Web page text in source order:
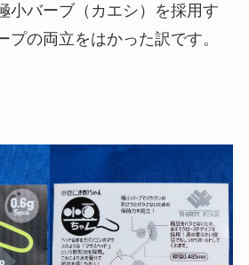
小バーブ（カエシ）を採用す
プの両立をはかった訳です。